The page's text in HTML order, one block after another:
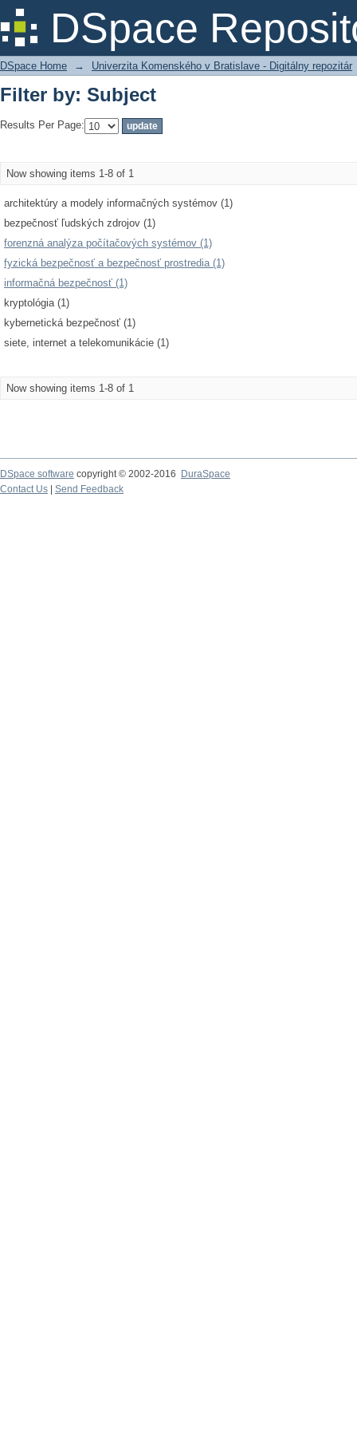
DSpace
Filter by: Subject
DSpace Home → Univerzita Komenského v Bratislave - Digitálny repozitár
Filter by: Subject
Results Per Page:
Now showing items 1-8 of 1
architektúry a modely informačných systémov (1)
bezpečnosť ľudských zdrojov (1)
forenzná analýza počítačových systémov (1)
fyzická bezpečnosť a bezpečnosť prostredia (1)
informačná bezpečnosť (1)
kryptológia (1)
kybernetická bezpečnosť (1)
siete, internet a telekomunikácie (1)
Now showing items 1-8 of 1
DSpace software copyright © 2002-2016
DuraSpace
Contact Us
Send Feedback